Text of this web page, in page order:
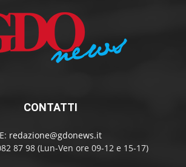
CONTATTI
E: redazione@gdonews.it
87 98 (Lun-Ven ore 09-12 e 15-17)